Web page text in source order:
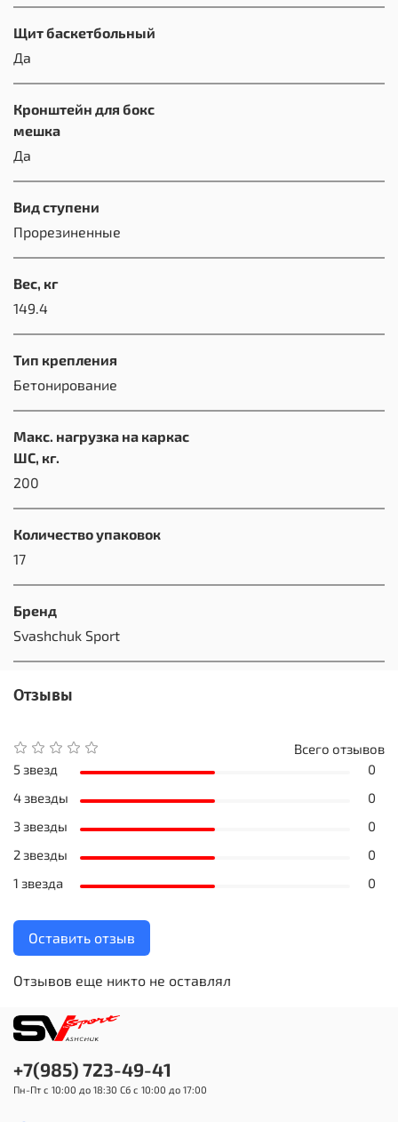
Щит баскетбольный
Да
Кронштейн для бокс
мешка
Да
Вид ступени
Прорезиненные
Вес, кг
149.4
Тип крепления
Бетонирование
Макс. нагрузка на каркас
ШС, кг.
200
Количество упаковок
17
Бренд
Svashchuk Sport
Отзывы
Отзывов еще никто не оставлял
Всего отзывов
5 звезд
0
4 звезды
0
3 звезды
0
2 звезды
0
1 звезда
0
Оставить отзыв
+7(985) 723-49-41
Пн-Пт с 10:00 до 18:30 Сб с 10:00 до 17:00